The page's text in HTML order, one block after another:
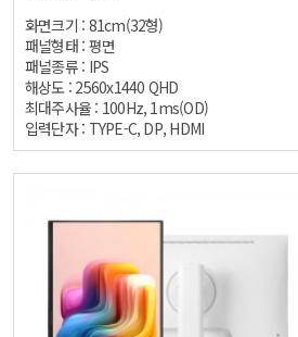
화면크기 : 81cm(32형)
패널형태 : 평면
패널종류 : IPS
해상도 : 2560x1440 QHD
최대주사율 : 100Hz, 1ms(OD)
입력단자 : TYPE-C, DP, HDMI